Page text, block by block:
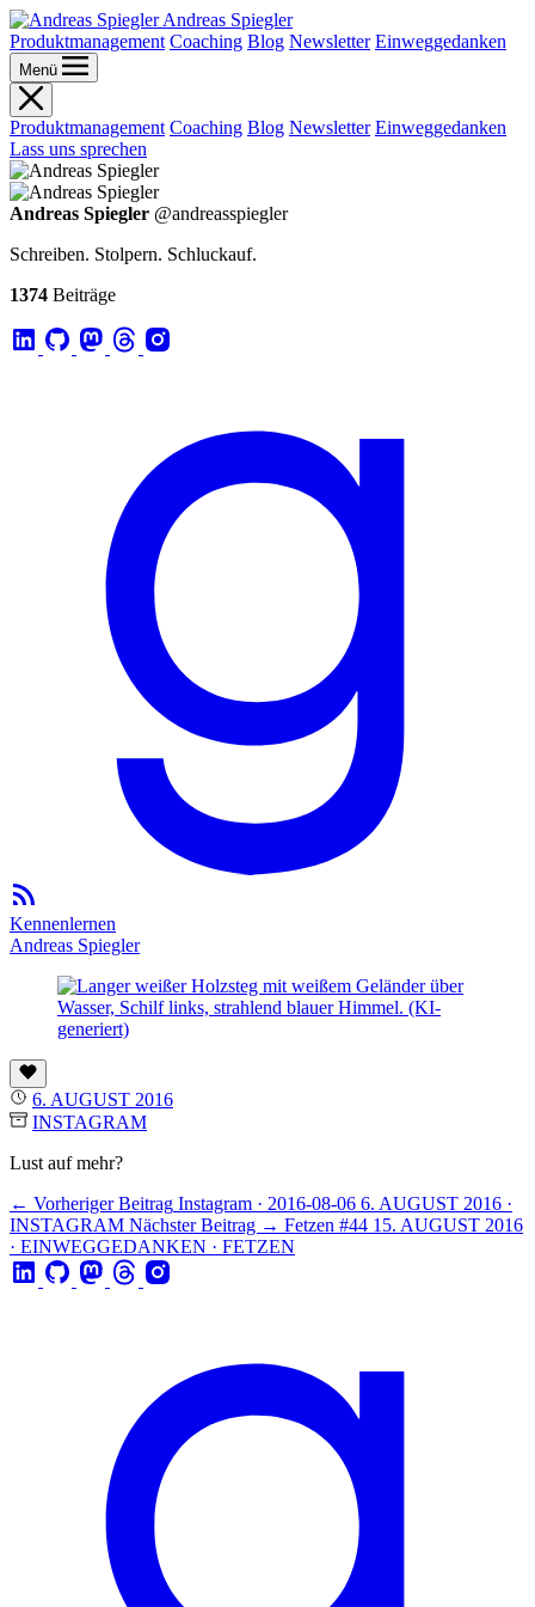
Andreas Spiegler
Produktmanagement Coaching Blog Newsletter Einweggedanken
Menü
Produktmanagement Coaching Blog Newsletter Einweggedanken
Lass uns sprechen
Andreas Spiegler @andreasspiegler
Schreiben. Stolpern. Schluckauf.
1374 Beiträge
Kennenlernen
Andreas Spiegler
6. AUGUST 2016
INSTAGRAM
Lust auf mehr?
← Vorheriger Beitrag Instagram · 2016-08-06 6. AUGUST 2016 ·
INSTAGRAM Nächster Beitrag → Fetzen #44 15. AUGUST 2016
· EINWEGGEDANKEN · FETZEN